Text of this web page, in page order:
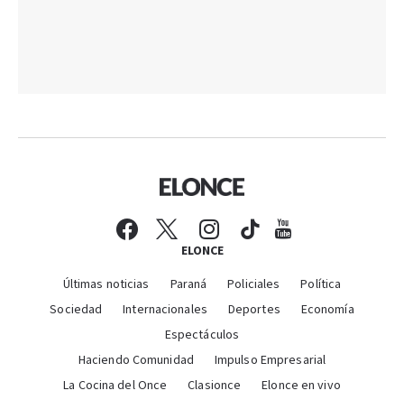
ELONCE
Últimas noticias Paraná Policiales
Política
Sociedad
Internacionales Deportes
Economía
Espectáculos
Haciendo Comunidad
Impulso Empresarial
La Cocina del Once
Clasionce Elonce en vivo